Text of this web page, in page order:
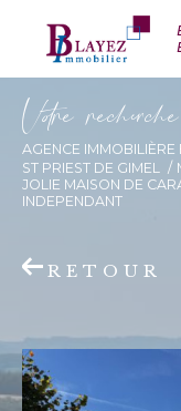
Vore recece
AGENCE IMMOBILIÈRE
ST PRIEST DE GIMEL
JOLIE MAISON DE
INDEPENDANT
RETOUR